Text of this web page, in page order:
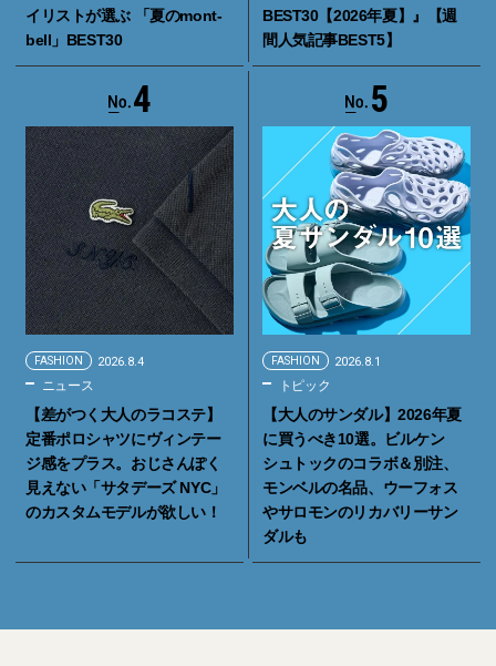
イリストが選ぶ 「夏のmont-
bell」BEST30
BEST30【2026年夏】』【週
間人気記事BEST5】
4
FASHION 2026.8.4
ニュース
【差がつく大人のラコステ】
定番ポロシャツにヴィンテー
ジ感をプラス。おじさんぽく
見えない「サタデーズ NYC」
のカスタムモデルが欲しい！
5
FASHION 2026.8.1
トピック
【大人のサンダル】2026年夏
に買うべき10選。ビルケン
シュトックのコラボ＆別注、
モンベルの名品、ウーフォス
やサロモンのリカバリーサン
ダルも